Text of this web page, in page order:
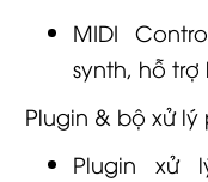
MIDI
synth, hỗ
Plugin & bộ xử
Plugin xử